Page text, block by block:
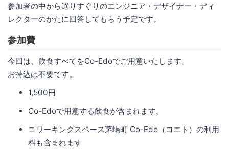
参加者の中から選りすぐりのエンジニア・デザイナー・ディ
レクターのかたに回答してもらう予定です。
参加費
今回は、飲食すべてをCo-Edoでご用意いたします。
お持込は不要です。
1,500円
Co-Edoで用意する飲食が含まれます。
コワーキングスペース茅場町 Co-Edo（コエド）の利用
料も含まれます